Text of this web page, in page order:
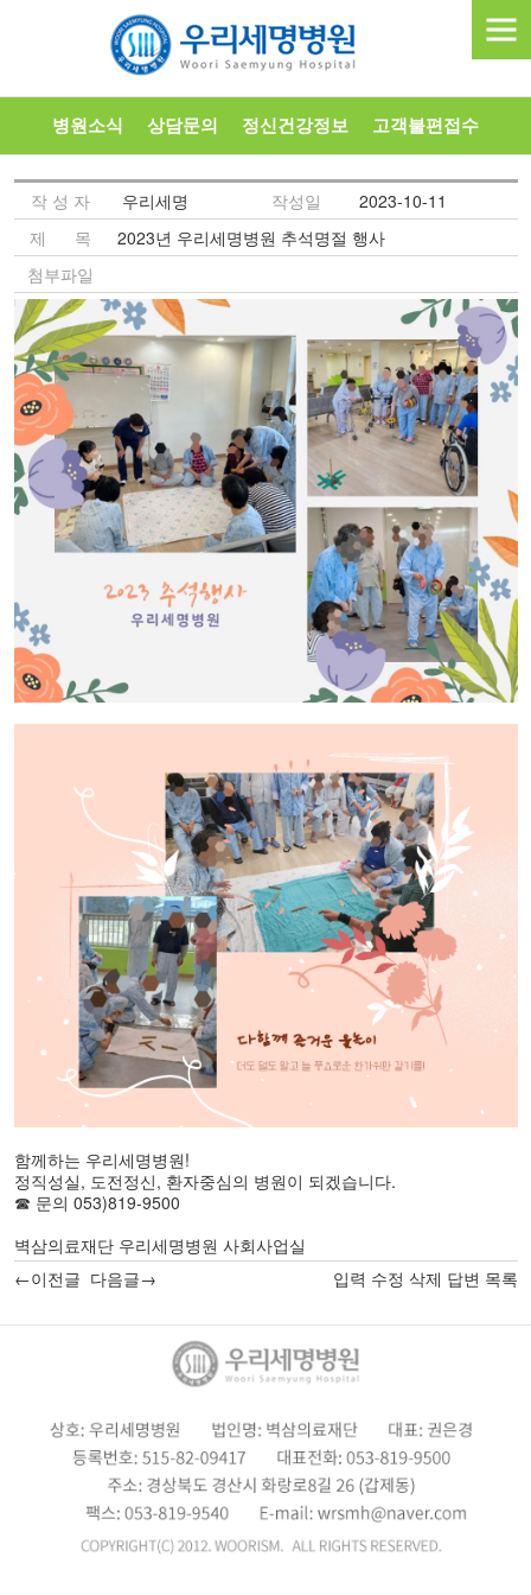
병원소식 상담문의 정신건강정보 고객불편접수
작 성 자 우리세명 작성일
2023-10-11
제 목
2023년 우리세명병원 추석명절 행사
첨부파일
함께하는 우리세명병원!
정직성실, 도전정신, 환자중심의 병원이 되겠습니다.
☎ 문의 053)819-9500
벽삼의료재단 우리세명병원 사회사업실
←이전글 다음글→ 입력 수정 삭제 답변 목록